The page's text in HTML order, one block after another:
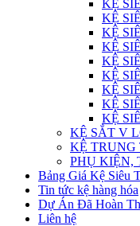
KỆ
KỆ
KỆ
KỆ
KỆ
KỆ
KỆ
KỆ
KỆ
KỆ SẮT V
KỆ TRUNG
PHỤ KIỆN,
Bảng Giá Kệ Siêu
Tin tức kệ hàng hóa
Dự Án Đã Hoàn
Liên hệ